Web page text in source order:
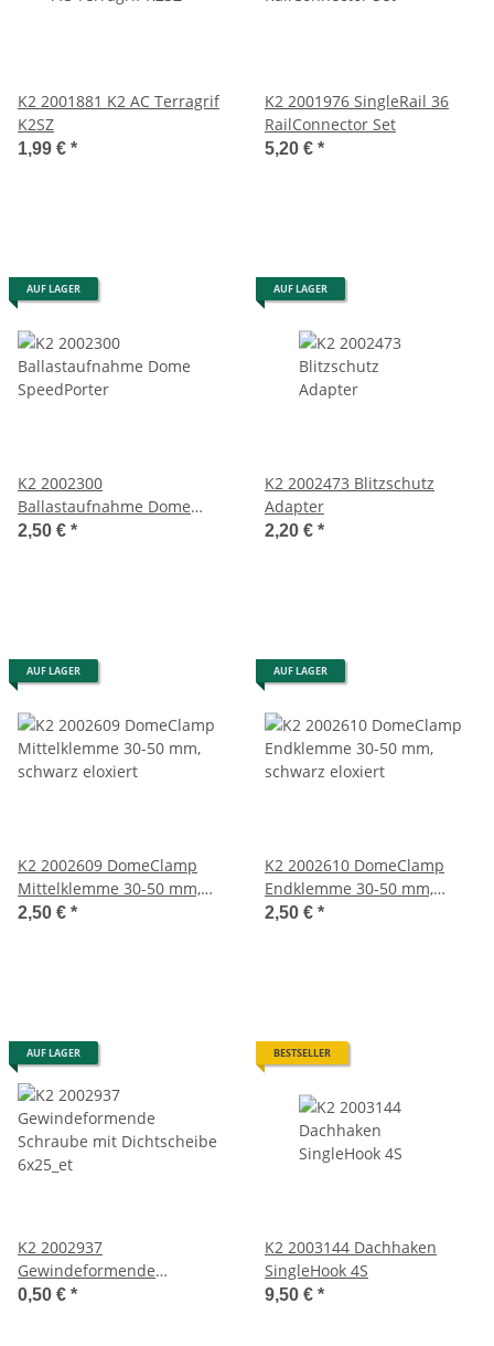
K2 2001881 K2 AC Terragrif
K2SZ
1,99 € *
K2 2001976 SingleRail 36
RailConnector Set
5,20 € *
AUF LAGER
K2 2002300
Ballastaufnahme Dome
SpeedPorter
2,50 € *
AUF LAGER
K2 2002473 Blitzschutz
Adapter
2,20 € *
AUF LAGER
K2 2002609 DomeClamp
Mittelklemme 30-50 mm,
schwarz eloxiert
2,50 € *
AUF LAGER
K2 2002610 DomeClamp
Endklemme 30-50 mm,
schwarz eloxiert
2,50 € *
AUF LAGER
K2 2002937
Gewindeformende
Schraube mit Dichtscheibe
0,50 € *
BESTSELLER
K2 2003144 Dachhaken
SingleHook 4S
9,50 € *